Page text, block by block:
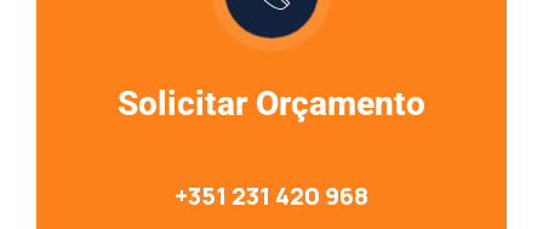
Solicitar Orçamento
+351 231 420 968